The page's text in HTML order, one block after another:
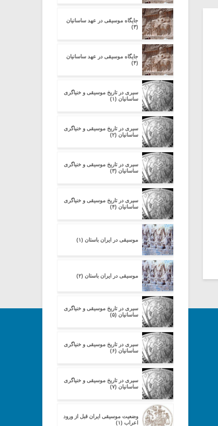
جایگاه موسیقی در عهد ساسانیان
(۳)
جایگاه موسیقی در عهد ساسانیان
(۴)
سیری در تاریخ موسیقی و خنیاگری
ساسانیان (۱)
سیری در تاریخ موسیقی و خنیاگری
ساسانیان (۲)
سیری در تاریخ موسیقی و خنیاگری
ساسانیان (۳)
سیری در تاریخ موسیقی و خنیاگری
ساسانیان (۴)
موسیقی در ایران باستان (۱)
موسیقی در ایران باستان (۲)
سیری در تاریخ موسیقی و خنیاگری
ساسانیان (۵)
سیری در تاریخ موسیقی و خنیاگری
ساسانیان (۶)
سیری در تاریخ موسیقی و خنیاگری
ساسانیان (۷)
وضعیت موسیقی ایران قبل از ورود
اعراب (۱)